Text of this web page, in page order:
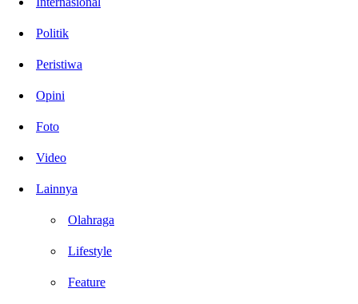
Politik
Peristiwa
Opini
Foto
Video
Lainnya
Olahraga
Lifestyle
Feature